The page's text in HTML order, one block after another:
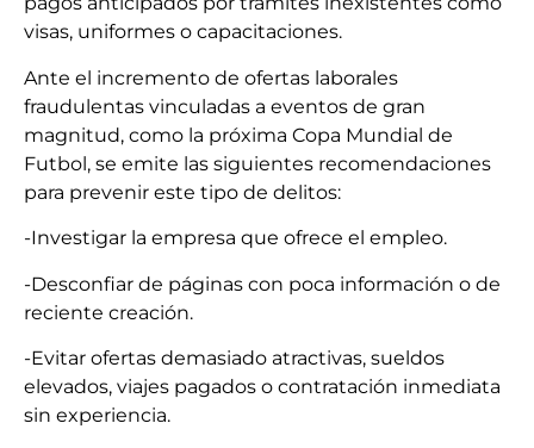
visas, uniformes o capacitaciones.
Ante el incremento de ofertas laborales
fraudulentas vinculadas a eventos de gran
magnitud, como la próxima Copa Mundial de
Futbol, se emite las siguientes recomendaciones
para prevenir este tipo de delitos:
-Investigar la empresa que ofrece el empleo.
-Desconfiar de páginas con poca información o de
reciente creación.
-Evitar ofertas demasiado atractivas, sueldos
elevados, viajes pagados o contratación inmediata
sin experiencia.